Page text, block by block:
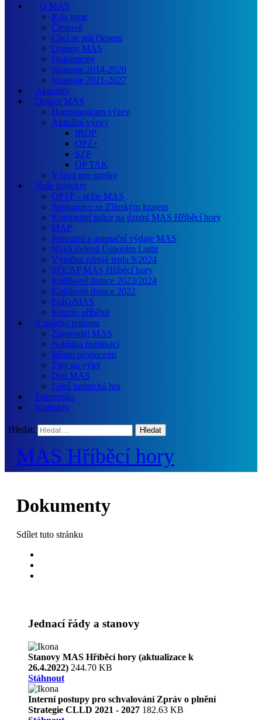
O MAS
Kdo jsme
Členové
Chci se stát členem
Orgány MAS
Dokumenty
Strategie 2014-2020
Strategie 2021-2027
Aktuality
Dotace MAS
Harmonogram výzev
Aktuální výzvy
IROP
OPZ+
SZP
OP TAK
Výzva pro spolky
Naše projekty
OPTP – režie MAS
Spolupráce se Zlínským krajem
Komunitní práce na území MAS Hříběcí hory
MAP
Provozní a animační výdaje MAS
Nová Zelená Úsporám Light
Výměna zdrojů tepla 9/2024
SECAP MAS Hříběcí hory
Kotlíkové dotace 2023/2024
Kotlíkové dotace 2022
EnKoMAS
Kouzlo příběhů
Z našeho regionu
Zpravodaj MAS
Nabídka publikací
Místní producenti
Tipy na výlet
Den MAS
Letní turistická hra
Energetika
Kontakty
Hledat:
MAS Hříběcí hory
Dokumenty
Sdílet tuto stránku
Jednací řády a stanovy
Stanovy MAS Hříběcí hory (aktualizace k
26.4.2022) 244.70 KB
Stáhnout
Interní postupy pro schvalování Zpráv o plnění
Strategie CLLD 2021 - 2027 182.63 KB